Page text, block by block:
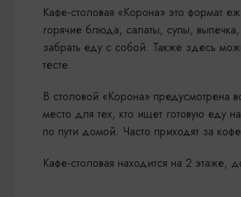
Кафе-столовая «Корона» это формат
горячие блюда, салаты, супы,
забрать еду с собой. Также здесь
тесте.
В столовой «Корона» предусмотрена
место для тех, кто ищет готовую еду
по пути домой. Часто приходят за
Кафе-столовая находится на 2 этаже,